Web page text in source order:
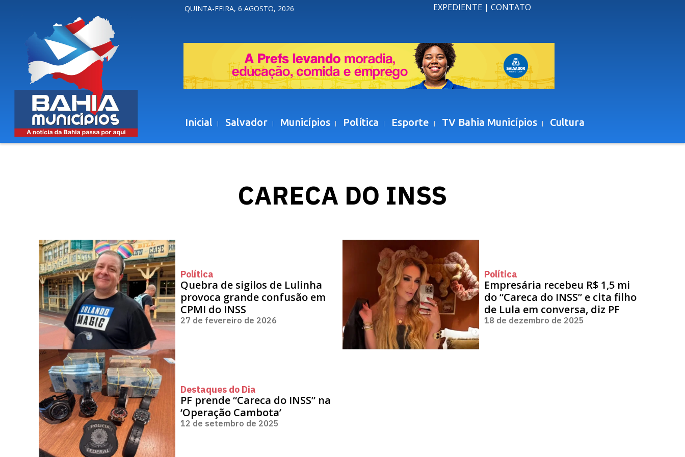
QUINTA-FEIRA, 6 AGOSTO, 2026 EXPEDIENTE | CONTATO
Inicial Salvador Municípios Política Esporte TV Bahia Municípios Cultura
CARECA DO INSS
Política
Quebra de sigilos de Lulinha
provoca grande confusão em
CPMI do INSS
27 de fevereiro de 2026
Política
Empresária recebeu R$ 1,5 mi
do “Careca do INSS” e cita filho
de Lula em conversa, diz PF
18 de dezembro de 2025
Destaques do Dia
PF prende “Careca do INSS” na
‘Operação Cambota’
12 de setembro de 2025